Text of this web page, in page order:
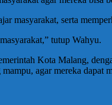
masyarakat, serta
tutup Wahyu.
Kota Malang,
agar mereka